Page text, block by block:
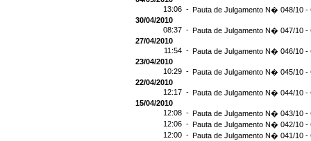
13:06 - Pauta de Julgamento N� 048/10 -
30/04/2010
08:37 - Pauta de Julgamento N� 047/10 -
27/04/2010
11:54 - Pauta de Julgamento N� 046/10 -
23/04/2010
10:29 - Pauta de Julgamento N� 045/10 -
22/04/2010
12:17 - Pauta de Julgamento N� 044/10 -
15/04/2010
12:08 - Pauta de Julgamento N� 043/10 -
12:06 - Pauta de Julgamento N� 042/10 -
12:00 - Pauta de Julgamento N� 041/10 -